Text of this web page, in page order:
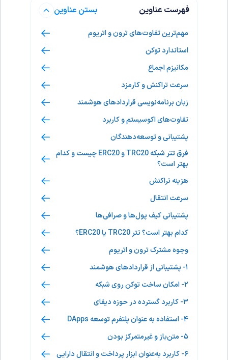
فهرست عناوین بستن عناوین
مهم‌ترین تفاوت‌های ترون و اتریوم
استاندارد توکن
مکانیزم اجماع
سرعت تراکنش و کارمزد
زبان برنامه‌نویسی قراردادهای هوشمند
تفاوت‌های اکوسیستم و کاربرد
پشتیبانی و توسعه‌دهندگان
فرق تتر شبکه TRC20 و ERC20 چیست و کدام
بهتر است؟
هزینه تراکنش
سرعت انتقال
پشتیبانی کیف پول‌ها و صرافی‌ها
کدام بهتر است؟ تتر TRC20 یا ERC20؟
وجوه مشترک ترون و اتریوم
۱- پشتیبانی از قراردادهای هوشمند
۲- امکان ساخت توکن روی شبکه
۳- کاربرد گسترده در حوزه دیفای
۴- استفاده به عنوان پلتفرم توسعه DApps
۵- متن‌باز و غیرمتمرکز بودن
۶- کاربرد به‌عنوان ابزار پرداخت و انتقال دارایی